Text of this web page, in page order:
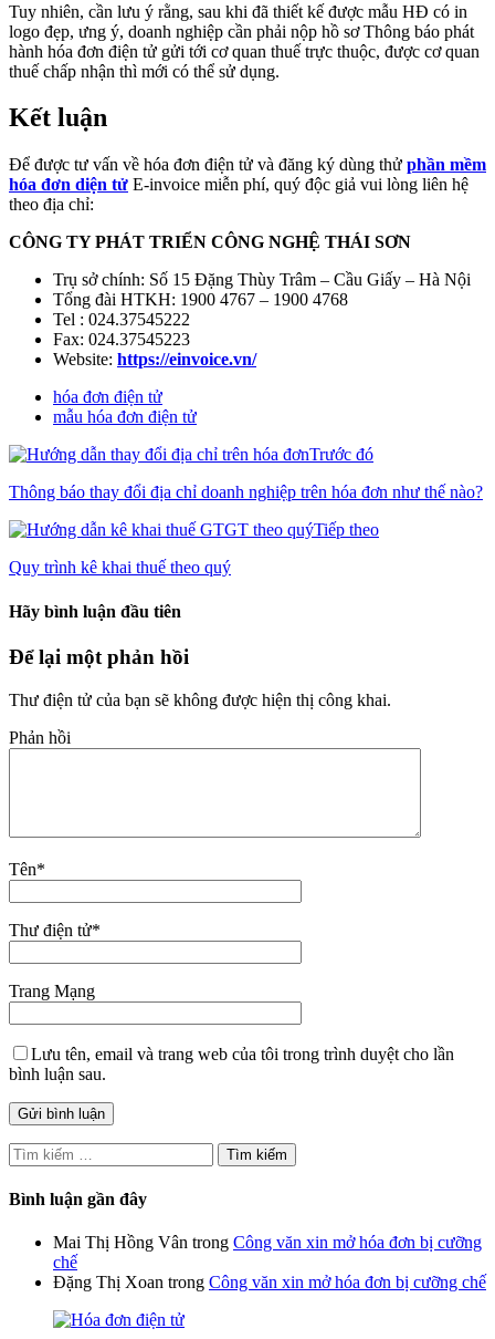
Tuy nhiên, cần lưu ý rằng, sau khi đã thiết kế được mẫu HĐ có in
logo đẹp, ưng ý, doanh nghiệp cần phải nộp hồ sơ Thông báo phát
hành hóa đơn điện tử gửi tới cơ quan thuế trực thuộc, được cơ quan
thuế chấp nhận thì mới có thể sử dụng.
Kết luận
Để được tư vấn về hóa đơn điện tử và đăng ký dùng thử phần mềm
hóa đơn diện tử E-invoice miễn phí, quý độc giả vui lòng liên hệ
theo địa chỉ:
CÔNG TY PHÁT TRIỂN CÔNG NGHỆ THÁI SƠN
Trụ sở chính: Số 15 Đặng Thùy Trâm – Cầu Giấy – Hà Nội
Tổng đài HTKH: 1900 4767 – 1900 4768
Tel : 024.37545222
Fax: 024.37545223
Website: https://einvoice.vn/
hóa đơn điện tử
mẫu hóa đơn điện tử
Trước đó
Thông báo thay đổi địa chỉ doanh nghiệp trên hóa đơn như thế nào?
Tiếp theo
Quy trình kê khai thuế theo quý
Hãy bình luận đầu tiên
Để lại một phản hồi
Thư điện tử của bạn sẽ không được hiện thị công khai.
Phản hồi
Tên*
Thư điện tử*
Trang Mạng
Lưu tên, email và trang web của tôi trong trình duyệt cho lần
bình luận sau.
Tìm
kiếm
cho:
Bình luận gần đây
Mai Thị Hồng Vân trong Công văn xin mở hóa đơn bị cưỡng
chế
Đặng Thị Xoan trong Công văn xin mở hóa đơn bị cưỡng chế